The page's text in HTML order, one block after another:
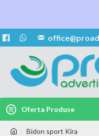
Oferta Produse
Bidon sport Kira